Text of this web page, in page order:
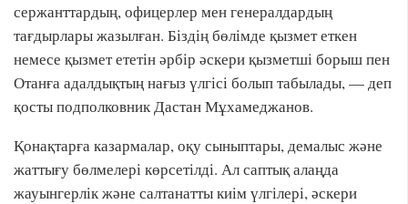
сержанттардың, офицерлер мен генералдардың
тағдырлары жазылған. Біздің бөлімде қызмет еткен
немесе қызмет ететін әрбір әскери қызметші борыш пен
Отанға адалдықтың нағыз үлгісі болып табылады, — деп
қосты подполковник Дастан Мұхамеджанов.
Қонақтарға казармалар, оқу сыныптары, демалыс және
жаттығу бөлмелері көрсетілді. Ал саптық алаңда
жауынгерлік және салтанатты киім үлгілері, әскери